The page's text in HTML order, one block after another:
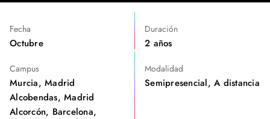
Fecha
Octubre
Duración
2 años
Campus
Murcia, Madrid
Alcobendas, Madrid
Alcorcón, Barcelona,
Modalidad
Semipresencial, A distancia